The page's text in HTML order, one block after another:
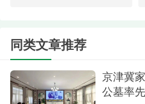
纪念词，以永远怀念他们的
文安清颐园公墓的葬
个档次，为不同层次的消
同类文章推荐
京津冀
公墓率